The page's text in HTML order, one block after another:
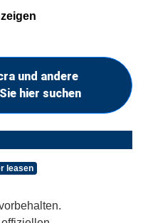
und andere
hier suchen
leasen